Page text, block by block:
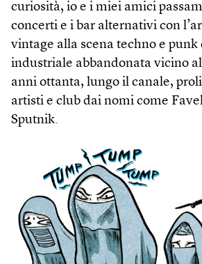
curiosità, io e i miei amici
concerti e i bar alternativi con
vintage alla scena techno e punk
industriale abbandonata vicino
anni ottanta, lungo il canale,
artisti e club dai nomi come
Sputnik.